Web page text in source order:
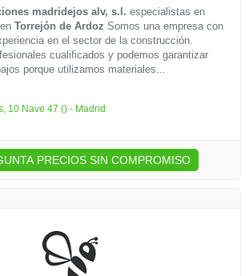
madridejos alv, s.l. especialistas en
en Torrejón de Ardoz Somos una empresa con
en el sector de la construcción.
cualificados y podemos garantizar
porque utilizamos materiales...
10 Nave 47 () - Madrid
PRECIOS SIN COMPROMISO